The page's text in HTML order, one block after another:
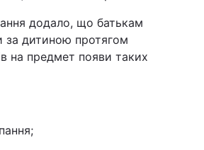
додало, що батькам
за дитиною протягом
на предмет появи таких